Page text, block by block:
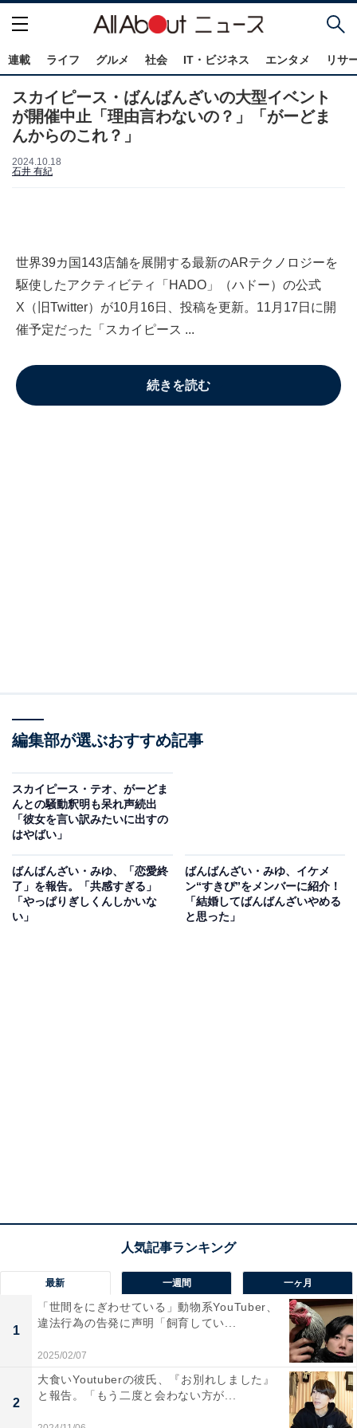
連載 ライフ グルメ 社会 IT・ビジネス エンタメ リサ
スカイピース・ばんばんざいの大型イベント
が開催中止「理由言わないの？」「がーどま
んからのこれ？」
2024.10.18
石井 有紀
世界39カ国143店舗を展開する最新のARテクノロジーを
駆使したアクティビティ「HADO」（ハドー）の公式
X（旧Twitter）が10月16日、投稿を更新。11月17日に開
催予定だった「スカイピース ...
続きを読む
編集部が選ぶおすすめ記事
スカイピース・テオ、がーどま
んとの騒動釈明も呆れ声続出
「彼女を言い訳みたいに出すの
はやばい」
ばんばんざい・みゆ、「恋愛終
了」を報告。「共感すぎる」
「やっぱりぎしくんしかいな
い」
ばんばんざい・みゆ、イケメ
ン“すきぴ”をメンバーに紹介！
「結婚してばんばんざいやめる
と思った」
最新 一週間 一ヶ月
1
「世間をにぎわせている」動物系YouTuber、
違法行為の告発に声明「飼育してい...
2025/02/07
2
大食いYoutuberの彼氏、『お別れしました』
と報告。「もう二度と会わない方が...